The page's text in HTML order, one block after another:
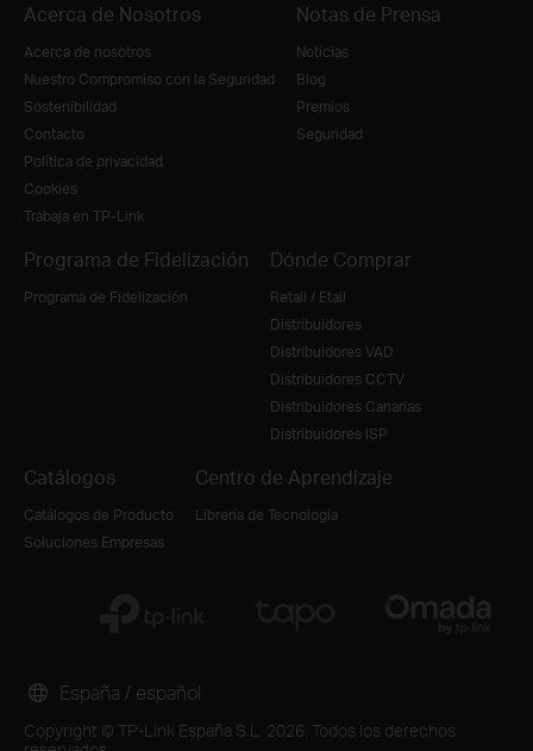
Acerca de Nosotros
Acerca de nosotros
Nuestro Compromiso con la Seguridad
Sostenibilidad
Contacto
Política de privacidad
Cookies
Trabaja en TP-Link
Notas de Prensa
Noticias
Blog
Premios
Seguridad
Programa de Fidelización
Programa de Fidelización
Dónde Comprar
Retail / Etail
Distribuidores
Distribuidores VAD
Distribuidores CCTV
Distribuidores Canarias
Distribuidores ISP
Catálogos
Catálogos de Producto
Soluciones Empresas
Centro de Aprendizaje
Librería de Tecnología
Copyright © TP-Link España S.L. 2026. Todos los derechos
España / español